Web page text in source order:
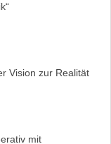
Vision zur Realität
mit